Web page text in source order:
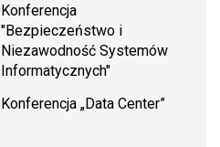
Konferencja
"Bezpieczeństwo i
Niezawodność Systemów
Informatycznych"
Konferencja „Data Center”